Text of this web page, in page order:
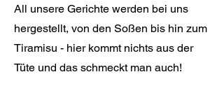
All unsere Gerichte werden bei uns
hergestellt, von den Soßen bis hin zum
Tiramisu - hier kommt nichts aus der
Tüte und das schmeckt man auch!